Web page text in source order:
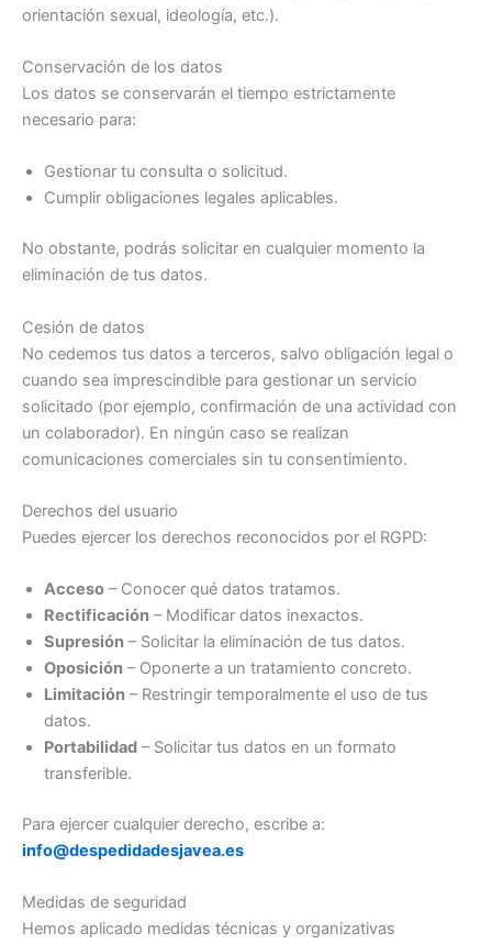
orientación sexual, ideología, etc.).
Conservación de los datos
Los datos se conservarán el tiempo estrictamente
necesario para:
Gestionar tu consulta o solicitud.
Cumplir obligaciones legales aplicables.
No obstante, podrás solicitar en cualquier momento la
eliminación de tus datos.
Cesión de datos
No cedemos tus datos a terceros, salvo obligación legal o
cuando sea imprescindible para gestionar un servicio
solicitado (por ejemplo, confirmación de una actividad con
un colaborador). En ningún caso se realizan
comunicaciones comerciales sin tu consentimiento.
Derechos del usuario
Puedes ejercer los derechos reconocidos por el RGPD:
Acceso – Conocer qué datos tratamos.
Rectificación – Modificar datos inexactos.
Supresión – Solicitar la eliminación de tus datos.
Oposición – Oponerte a un tratamiento concreto.
Limitación – Restringir temporalmente el uso de tus
datos.
Portabilidad – Solicitar tus datos en un formato
transferible.
Para ejercer cualquier derecho, escribe a:
info@despedidadesjavea.es
Medidas de seguridad
Hemos aplicado medidas técnicas y organizativas